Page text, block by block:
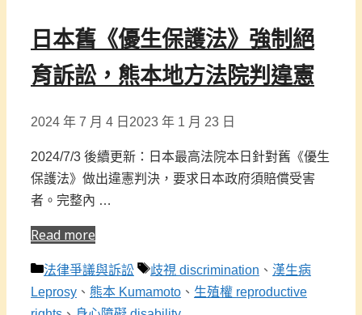
日本舊《優生保護法》強制絕
育訴訟，熊本地方法院判違憲
2024 年 7 月 4 日 2023 年 1 月 23 日
2024/7/3 後續更新：日本最高法院本日針對舊《優生
保護法》做出違憲判決，要求日本政府須賠償受害
者。完整內 …
Read more
分
類
法律爭議與訴訟
標
籤
歧視 discrimination 、 漢生病
Leprosy 、 熊本 Kumamoto 、 生殖權 reproductive